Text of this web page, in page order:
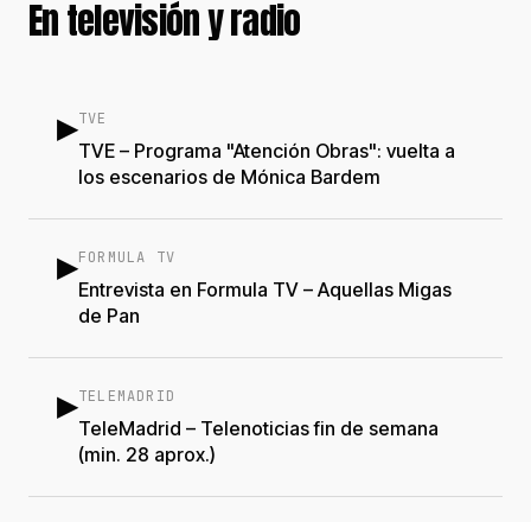
En televisión y radio
▶TVE
TVE – Programa "Atención Obras": vuelta a
los escenarios de Mónica Bardem
▶FORMULA TV
Entrevista en Formula TV – Aquellas Migas
de Pan
▶TELEMADRID
TeleMadrid – Telenoticias fin de semana
(min. 28 aprox.)